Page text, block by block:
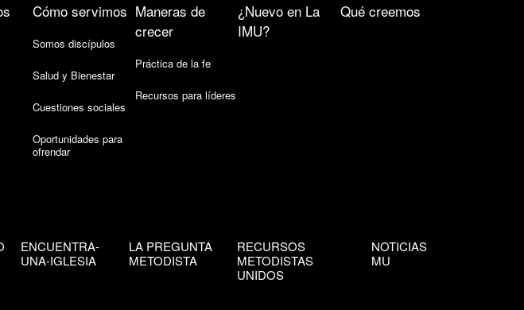
Cómo servimos
Somos discípulos
Salud y Bienestar
Cuestiones sociales
Oportunidades para
ofrendar
Maneras de
crecer
Práctica de la fe
Recursos para líderes
¿Nuevo en La
IMU?
Qué creemos
ENCUENTRA-
UNA-IGLESIA
LA PREGUNTA
METODISTA
RECURSOS
METODISTAS
UNIDOS
NOTICIAS
MU